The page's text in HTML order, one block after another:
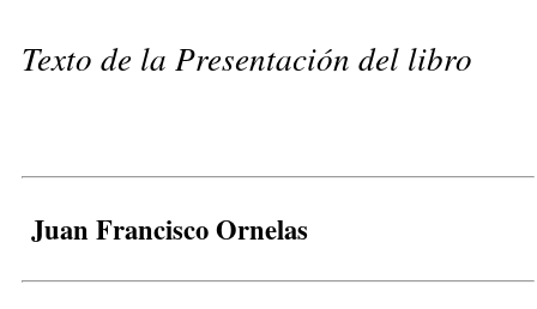
Texto de la Presentación del libro
Juan Francisco Ornelas